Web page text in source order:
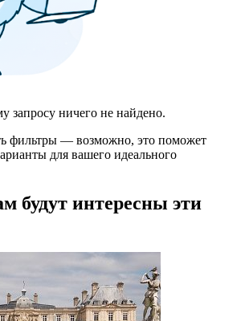
запросу ничего не найдено.
фильтры — возможно, это поможет
для вашего идеального
будут интересны эти